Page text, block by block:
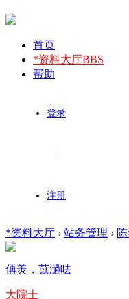
首页
*资料大厅BBS
帮助
登录
注册
*资料大厅 › 站务管理 ›
侢羙，苡濄呿
大院士